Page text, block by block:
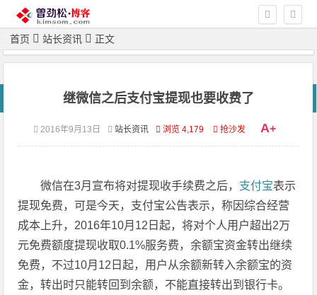
首页 站长资讯 正文
继微信之后支付宝提现也要收费了
2016年9月13日 站长资讯 浏览 4,179 抢沙发 A+
微信在3月宣布将对提现收手续费之后， 支付宝表示
提现免费，可是今天，支付宝公告表示，称因综合经营
成本上升，2016年10月12日起，将对个人用户超出2万
元免费额度提现收取0.1%服务费，余额宝资金转出继续
免费，不过10月12日起，用户从余额新转入余额宝的资
金，转出时只能转回到余额，不能直接转出到银行卡。